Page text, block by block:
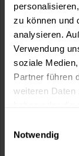
zu können und
analysieren.
Verwendung
soziale
Partner führen
weiteren Daten
Notwendig
m²